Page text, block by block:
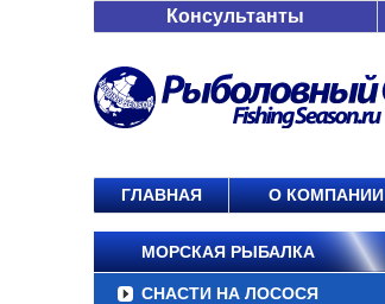
Консультанты
ГЛАВНАЯ О КОМПАНИИ
МОРСКАЯ РЫБАЛКА
СНАСТИ НА ЛОСОСЯ